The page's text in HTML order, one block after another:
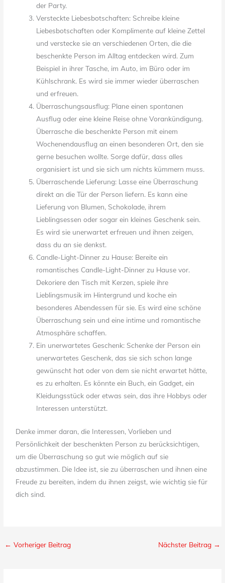
der Party.
Versteckte Liebesbotschaften: Schreibe kleine
Liebesbotschaften oder Komplimente auf kleine Zettel
und verstecke sie an verschiedenen Orten, die die
beschenkte Person im Alltag entdecken wird. Zum
Beispiel in ihrer Tasche, im Auto, im Büro oder im
Kühlschrank. Es wird sie immer wieder überraschen
und erfreuen.
Überraschungsausflug: Plane einen spontanen
Ausflug oder eine kleine Reise ohne Vorankündigung.
Überrasche die beschenkte Person mit einem
Wochenendausflug an einen besonderen Ort, den sie
gerne besuchen wollte. Sorge dafür, dass alles
organisiert ist und sie sich um nichts kümmern muss.
Überraschende Lieferung: Lasse eine Überraschung
direkt an die Tür der Person liefern. Es kann eine
Lieferung von Blumen, Schokolade, ihrem
Lieblingsessen oder sogar ein kleines Geschenk sein.
Es wird sie unerwartet erfreuen und ihnen zeigen,
dass du an sie denkst.
Candle-Light-Dinner zu Hause: Bereite ein
romantisches Candle-Light-Dinner zu Hause vor.
Dekoriere den Tisch mit Kerzen, spiele ihre
Lieblingsmusik im Hintergrund und koche ein
besonderes Abendessen für sie. Es wird eine schöne
Überraschung sein und eine intime und romantische
Atmosphäre schaffen.
Ein unerwartetes Geschenk: Schenke der Person ein
unerwartetes Geschenk, das sie sich schon lange
gewünscht hat oder von dem sie nicht erwartet hätte,
es zu erhalten. Es könnte ein Buch, ein Gadget, ein
Kleidungsstück oder etwas sein, das ihre Hobbys oder
Interessen unterstützt.
Denke immer daran, die Interessen, Vorlieben und
Persönlichkeit der beschenkten Person zu berücksichtigen,
um die Überraschung so gut wie möglich auf sie
abzustimmen. Die Idee ist, sie zu überraschen und ihnen eine
Freude zu bereiten, indem du ihnen zeigst, wie wichtig sie für
dich sind.
← Vorheriger Beitrag Nächster Beitrag →